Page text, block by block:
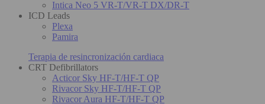
Intica Neo 5 VR-T/VR-T DX/DR-T
ICD Leads
Plexa
Pamira
Terapia de resincronización cardiaca
CRT Defibrillators
Acticor Sky HF-T/HF-T QP
Rivacor Sky HF-T/HF-T QP
Rivacor Aura HF-T/HF-T QP